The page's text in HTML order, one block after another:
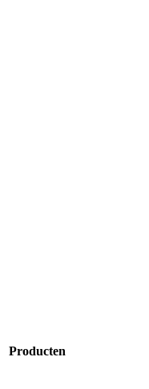
Producten